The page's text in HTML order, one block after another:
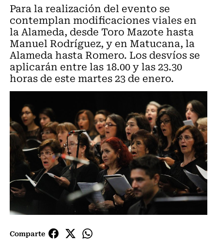
Para la realización del evento se
contemplan modificaciones viales en
la Alameda, desde Toro Mazote hasta
Manuel Rodríguez, y en Matucana, la
Alameda hasta Romero. Los desvíos se
aplicarán entre las 18.00 y las 23.30
horas de este martes 23 de enero.
Comparte